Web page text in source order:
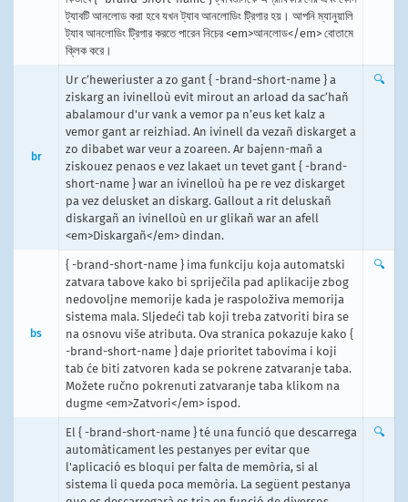
ট্যাবটি আনলোড করা হবে যখন ট্যাব আনলোডিং ট্রিগার হয়। আপনি ম্যানুয়ালি
ট্যাব আনলোডিং ট্রিগার করতে পারেন নিচের <em>আনলোড</em> বোতামে
ক্লিক করে।
br
Ur c’heweriuster a zo gant { -brand-short-name } a
ziskarg an ivinelloù evit mirout an arload da sac’hañ
abalamour d'ur vank a vemor pa n’eus ket kalz a
vemor gant ar reizhiad. An ivinell da vezañ diskarget a
zo dibabet war veur a zoareen. Ar bajenn-mañ a
ziskouez penaos e vez lakaet un tevet gant { -brand-
short-name } war an ivinelloù ha pe re vez diskarget
pa vez delusket an diskarg. Gallout a rit deluskañ
diskargañ an ivinelloù en ur glikañ war an afell
<em>Diskargañ</em> dindan.
🔍
bs
{ -brand-short-name } ima funkciju koja automatski
zatvara tabove kako bi spriječila pad aplikacije zbog
nedovoljne memorije kada je raspoloživa memorija
sistema mala. Sljedeći tab koji treba zatvoriti bira se
na osnovu više atributa. Ova stranica pokazuje kako {
-brand-short-name } daje prioritet tabovima i koji
tab će biti zatvoren kada se pokrene zatvaranje taba.
Možete ručno pokrenuti zatvaranje taba klikom na
dugme <em>Zatvori</em> ispod.
🔍
El { -brand-short-name } té una funció que descarrega
automàticament les pestanyes per evitar que
l'aplicació es bloqui per falta de memòria, si al
sistema li queda poca memòria. La següent pestanya
🔍